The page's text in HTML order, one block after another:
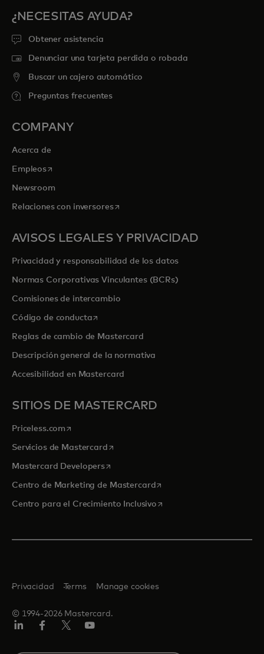
¿NECESITAS AYUDA?
Obtener asistencia
Denunciar una tarjeta perdida o robada
Buscar un cajero automático
Preguntas frecuentes
COMPANY
Acerca de
Empleosse abre en una pestaña nueva
Newsroom
Relaciones con inversoresse abre en una pestaña nueva
AVISOS LEGALES Y PRIVACIDAD
Privacidad y responsabilidad de los datos
Normas Corporativas Vinculantes (BCRs)
Comisiones de intercambio
Código de conductase abre en una pestaña nueva
Reglas de cambio de Mastercard
Descripción general de la normativa
Accesibilidad en Mastercard
SITIOS DE MASTERCARD
Priceless.com se abre en una pestaña nueva
Servicios de Mastercardse abre en una pestaña nueva
Mastercard Developersse abre en una pestaña nueva
Centro de Marketing de Mastercardse abre en una pestaña
Centro para el Crecimiento Inclusivose abre en una pestaña
© 1994-2026 Mastercard.
Privacidad Terms Manage cookies